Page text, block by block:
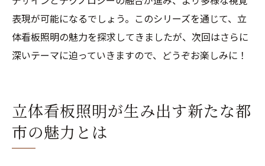
表現が可能になるでしょう。このシリーズを通じて、立
体看板照明の魅力を探求してきましたが、次回はさらに
深いテーマに迫っていきますので、どうぞお楽しみに！
立体看板照明が生み出す新たな都
市の魅力とは